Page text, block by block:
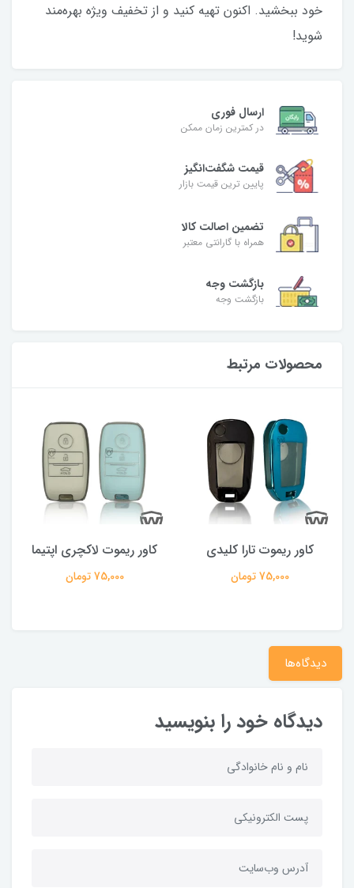
خود ببخشید. اکنون تهیه کنید و از تخفیف ویژه بهره‌مند
شوید!
ارسال فوری
در کمترین زمان ممکن
قیمت شگفت‌انگیز
پایین ترین قیمت بازار
تضمین اصالت کالا
همراه با گارانتی معتبر
بازگشت وجه
بازگشت وجه
محصولات مرتبط
کاور ریموت تارا کلیدی
75,000 تومان
کاور ریموت لاکچری اپتیما
75,000 تومان
دیدگاه‌ها
دیدگاه خود را بنویسید